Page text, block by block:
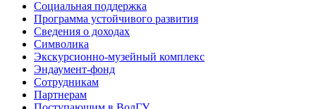
Социальная поддержка
Программа устойчивого развития
Сведения о доходах
Символика
Экскурсионно-музейный комплекс
Эндаумент-фонд
Сотрудникам
Партнерам